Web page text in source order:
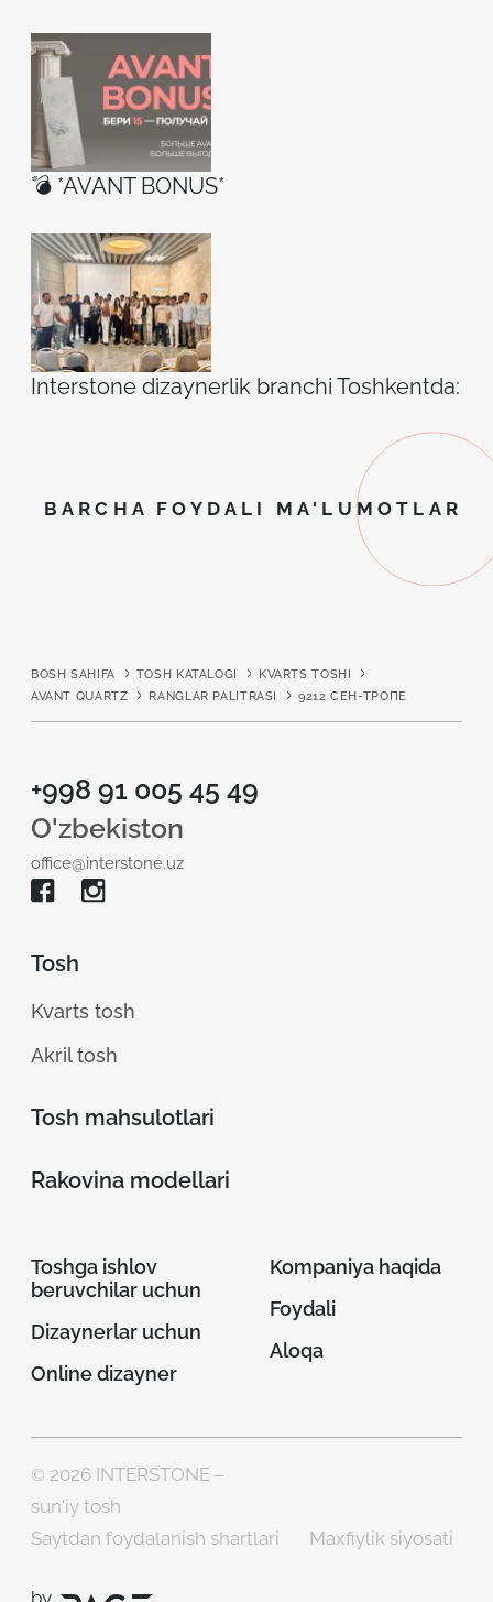
💣 *AVANT BONUS*
Interstone dizaynerlik branchi Toshkentda:
BARCHA FOYDALI MA'LUMOTLAR
BOSH SAHIFA TOSH KATALOGI
KVARTS TOSHI
AVANT QUARTZ
RANGLAR PALITRASI 9212 СЕН-ТРОПЕ
+998 91 005 45 49
O'zbekiston
office@interstone.uz
Tosh
Kvarts tosh
Akril tosh
Tosh mahsulotlari
Rakovina modellari
Toshga ishlov
beruvchilar uchun
Dizaynerlar uchun
Online dizayner
Kompaniya haqida
Foydali
Aloqa
© 2026 INTERSTONE –
sun'iy tosh
Saytdan foydalanish shartlari
Maxfiylik siyosati
by